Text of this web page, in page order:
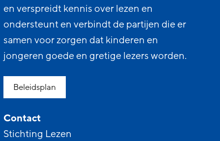
en verspreidt kennis over lezen en
ondersteunt en verbindt de partijen die er
samen voor zorgen dat kinderen en
jongeren goede en gretige lezers worden.
Beleidsplan
Contact
Stichting Lezen